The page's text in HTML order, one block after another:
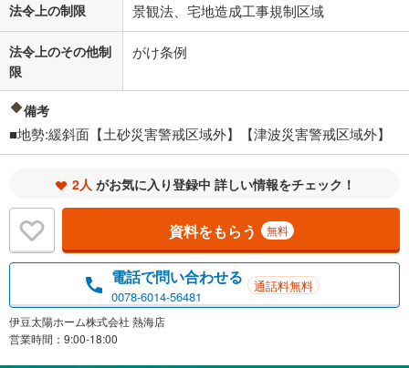
法令上の制限 景観法、宅地造成工事規制区域
法令上のその他制
限
がけ条例
備考
■地勢:緩斜面【土砂災害警戒区域外】【津波災害警戒区域外】
2人 がお気に入り登録中 詳しい情報をチェック！
資料をもらう 無料
電話で問い合わせる
0078-6014-56481
通話料無料
伊豆太陽ホーム株式会社 熱海店
営業時間：9:00-18:00